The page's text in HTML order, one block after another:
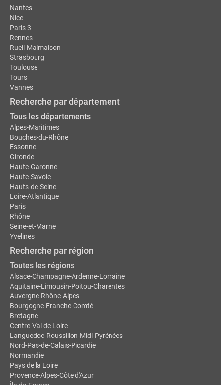
Nantes
Nice
Paris 3
Rennes
Rueil-Malmaison
Strasbourg
Toulouse
Tours
Vannes
Recherche par département
Tous les départements
Alpes-Maritimes
Bouches-du-Rhône
Essonne
Gironde
Haute-Garonne
Haute-Savoie
Hauts-de-Seine
Loire-Atlantique
Paris
Rhône
Seine-et-Marne
Yvelines
Recherche par région
Toutes les régions
Alsace-Champagne-Ardenne-Lorraine
Aquitaine-Limousin-Poitou-Charentes
Auvergne-Rhône-Alpes
Bourgogne-Franche-Comté
Bretagne
Centre-Val de Loire
Languedoc-Roussillon-Midi-Pyrénées
Nord-Pas-de-Calais-Picardie
Normandie
Pays de la Loire
Provence-Alpes-Côte d'Azur